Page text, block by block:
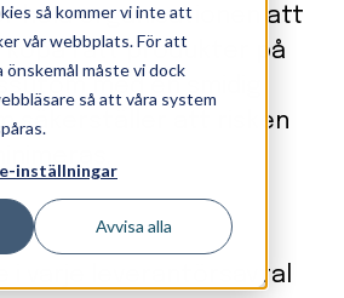
så kommer vi inte att
vår webbplats. För att
måste vi dock
så att våra system
inställningar
Avvisa alla
hela organisationen att
rätt produkter på
med en smidig
säkerställer att risken
i varje leverantörsavtal